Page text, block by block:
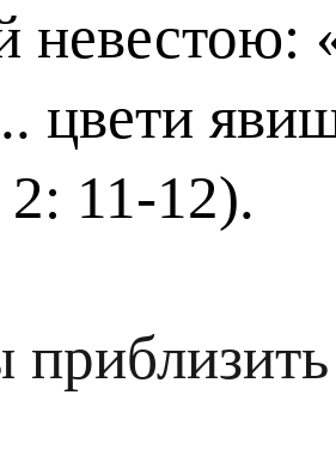
невестою:
цвети
11-12).